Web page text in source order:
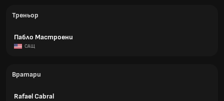
Треньор
Пабло Мастроени
САЩ
Вратари
Rafael Cabral